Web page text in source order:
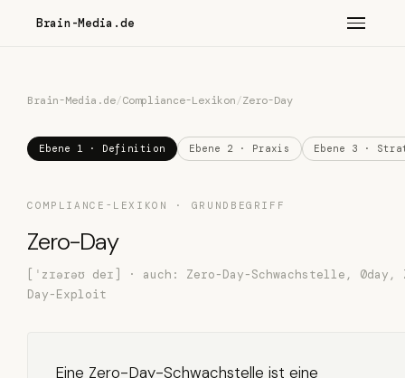
Brain-Media.de
Brain-Media.de/Compliance-Lexikon/Zero-Day
Ebene 1 · Definition Ebene 2 · Praxis Ebene 3 ·
COMPLIANCE-LEXIKON · GRUNDBEGRIFF
Zero-Day
[ˈzɪərəʊ deɪ] · auch: Zero-Day-Schwachstelle, 0day,
Day-Exploit
Eine Zero-Day-Schwachstelle ist eine